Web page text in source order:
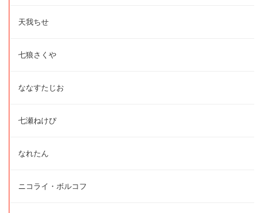
天我ちせ
七狼さくや
ななすたじお
七瀬ねけぴ
なれたん
ニコライ・ボルコフ